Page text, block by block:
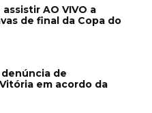
AO VIVO a
de final da Copa do
denúncia de
em acordo da